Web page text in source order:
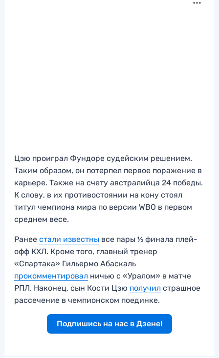
Цзю проиграл Фундоре судейским решением.
Таким образом, он потерпел первое поражение в
карьере. Также на счету австралийца 24 победы.
К слову, в их противостоянии на кону стоял
титул чемпиона мира по версии WBO в первом
среднем весе.
Ранее стали известны все пары ½ финала плей-
офф КХЛ. Кроме того, главный тренер
«Спартака» Гильермо Абаскаль
прокомментировал ничью с «Уралом» в матче
РПЛ. Наконец, сын Кости Цзю получил страшное
рассечение в чемпионском поединке.
Подпишись на нас в Дзене!